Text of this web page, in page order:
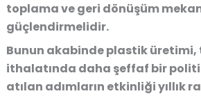
toplama ve geri dönüşüm
güçlendirmelidir.
Bunun akabinde plastik
ithalatında daha şeffaf bir
atılan adımların etkinliği yıllık